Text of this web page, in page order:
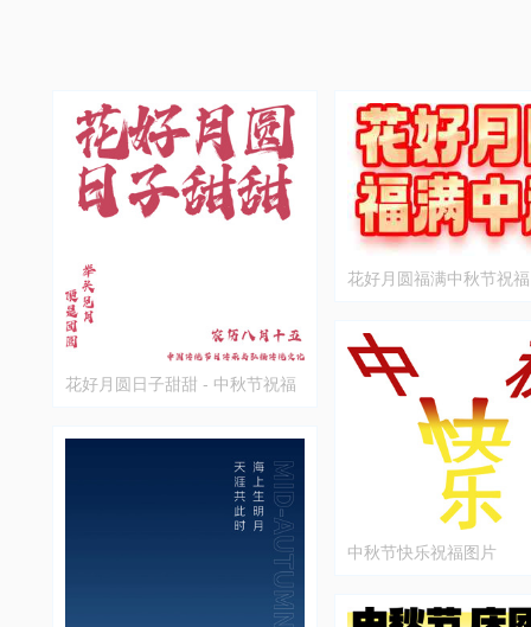
花好月圆日子甜甜 - 中秋节祝福
花好月圆福满中秋节祝
中秋节快乐祝福图片